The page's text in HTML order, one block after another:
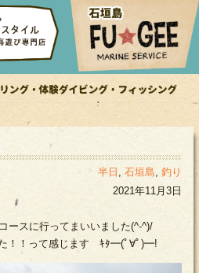
半日 , 石垣島, 釣り
2021年11月3日
ースに行ってまいいました(^-^)/
た！！って感じます ｷﾀ━(ﾟ∀ﾟ)━!